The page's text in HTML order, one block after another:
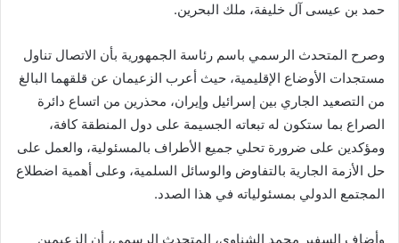
حمد بن عيسى آل خليفة، ملك البحرين.
وصرح المتحدث الرسمي باسم رئاسة الجمهورية بأن الاتصال تناول
مستجدات الأوضاع الإقليمية، حيث أعرب الزعيمان عن قلقهما البالغ
من التصعيد الجاري بين إسرائيل وإيران، محذرين من اتساع دائرة
الصراع بما ستكون له تبعاته الجسيمة على دول المنطقة كافة،
ومؤكدين على ضرورة تحلي جميع الأطراف بالمسئولية، والعمل على
حل الأزمة الجارية بالتفاوض والوسائل السلمية، وعلى أهمية اضطلاع
المجتمع الدولي بمسئولياته في هذا الصدد.
وأضاف السفير محمد الشناوي، المتحدث الرسمي، أن الزعيمين